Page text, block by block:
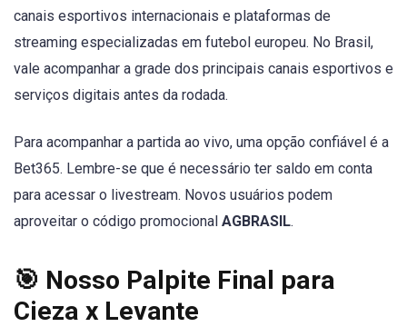
canais esportivos internacionais e plataformas de
streaming especializadas em futebol europeu. No Brasil,
vale acompanhar a grade dos principais canais esportivos e
serviços digitais antes da rodada.
Para acompanhar a partida ao vivo, uma opção confiável é a
Bet365. Lembre-se que é necessário ter saldo em conta
para acessar o livestream. Novos usuários podem
aproveitar o código promocional AGBRASIL.
🎯 Nosso Palpite Final para
Cieza x Levante